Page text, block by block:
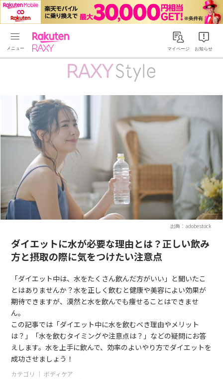
Rakuten RAXYマイページ お知らせ
出典：adobestock
ダイエットに水が必要な理由とは？正しい飲み
方と摂取の際に気をつけたい注意点
「ダイエット中は、水をたくさん飲んだ方がいい」と聞いたこ
とはありませんか？水を正しく飲むと健康や美容によい効果が
期待できますが、漠然と水を飲んでも痩せることはできませ
ん。
この記事では「ダイエット中に水を飲むべき理由やメリット
は？」「水を飲むタイミングや注意点は？」などの疑問にお答
えします。水を上手に飲んで、効率のよいやり方でダイエットを
成功させましょう！
カテゴリ ｜ボディケア